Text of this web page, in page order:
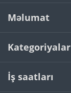
Məlumat
Kategoriyalar
İş saatları